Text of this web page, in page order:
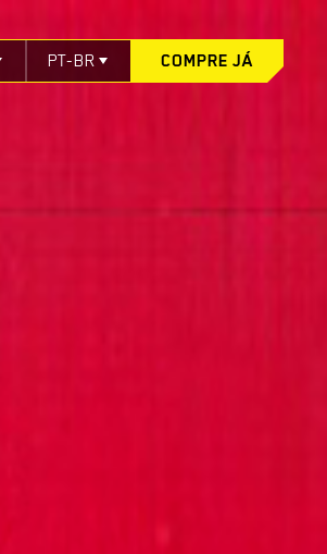
PT-BR COMPRE JÁ